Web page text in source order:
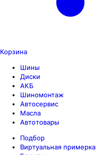
Корзина
Шины
Диски
АКБ
Шиномонтаж
Автосервис
Масла
Автотовары
Подбор
Виртуальная примерка